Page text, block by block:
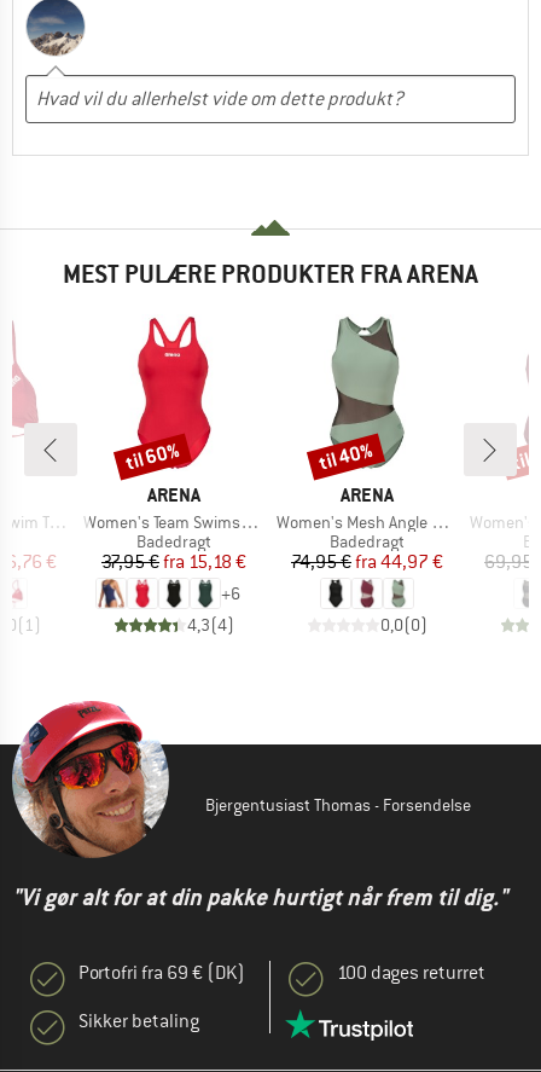
MEST PULÆRE PRODUKTER FRA ARENA
Back Solid
pris
€
(1)
MÆRKE
ARENA
Artikel
Women's Team Swimsuit Swim Pro Solid
Produktgruppe
Badedragt
Pris
37,95 € Nedsat pris
fra 15,18 €
+6
4,3(4)
Rabat
til 60%
MÆRKE
ARENA
Artikel
Women's Mesh Angle Swimsuit Vent Back B
Produktgruppe
Badedragt
Pris
74,95 € Nedsat pris
fra 44,97 €
0,0(0)
Rabat
til 40%
Artikel
Women's Mesh
69,95
til
Bjergentusiast Thomas - Forsendelse
"Vi gør alt for at din pakke hurtigt når frem til dig."
Portofri fra 69 € (DK)
Sikker betaling
100 dages returret